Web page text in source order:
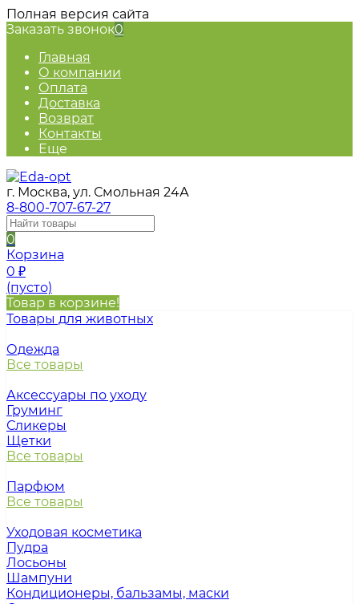
Полная версия сайта
Заказать звонок0
Главная
О компании
Оплата
Доставка
Возврат
Контакты
Еще
г. Москва, ул. Смольная 24А
8-800-707-67-27
0
Корзина
0 ₽
(пусто)
Товар в корзине!
Товары для животных
Одежда
Все товары
Аксессуары по уходу
Груминг
Сликеры
Щетки
Все товары
Парфюм
Все товары
Уходовая косметика
Пудра
Лосьоны
Шампуни
Кондиционеры, бальзамы, маски